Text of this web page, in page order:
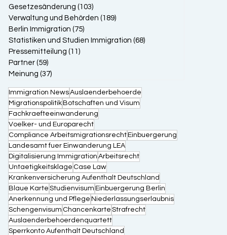
Gesetzesänderung (103)
Verwaltung und Behörden (189)
Berlin Immigration (75)
Statistiken und Studien Immigration (68)
Pressemitteilung (11)
Partner (59)
Meinung (37)
Immigration NewsAuslaenderbehoerde
MigrationspolitikBotschaften und Visum
Fachkraefteeinwanderung
Voelker- und Europarecht
Compliance ArbeitsmigrationsrechtEinbuergerung
Landesamt fuer Einwanderung LEA
Digitalisierung Immigration Arbeitsrecht
Untaetigkeitsklage Case Law
Krankenversicherung Aufenthalt Deutschland
Blaue Karte Studienvisum Einbuergerung Berlin
Anerkennung und Pflege Niederlassungserlaubnis
Schengenvisum Chancenkarte Strafrecht
Auslaenderbehoerdenquartett
Sperrkonto Aufenthalt Deutschland